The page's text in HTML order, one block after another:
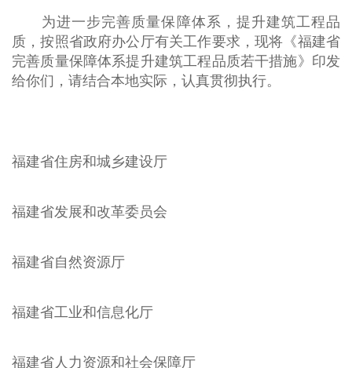
为进一步完善质量保障体系，提升建筑工程品
质，按照省政府办公厅有关工作要求，现将《福建省
完善质量保障体系提升建筑工程品质若干措施》印发
给你们，请结合本地实际，认真贯彻执行。
福建省住房和城乡建设厅
福建省发展和改革委员会
福建省自然资源厅
福建省工业和信息化厅
福建省人力资源和社会保障厅